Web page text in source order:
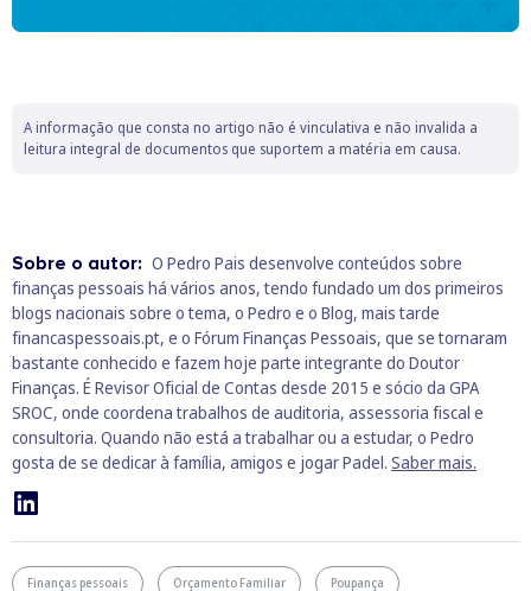
A informação que consta no artigo não é vinculativa e não invalida a
leitura integral de documentos que suportem a matéria em causa.
Sobre o autor: O Pedro Pais desenvolve conteúdos sobre
finanças pessoais há vários anos, tendo fundado um dos primeiros
blogs nacionais sobre o tema, o Pedro e o Blog, mais tarde
financaspessoais.pt, e o Fórum Finanças Pessoais, que se tornaram
bastante conhecido e fazem hoje parte integrante do Doutor
Finanças. É Revisor Oficial de Contas desde 2015 e sócio da GPA
SROC, onde coordena trabalhos de auditoria, assessoria fiscal e
consultoria. Quando não está a trabalhar ou a estudar, o Pedro
gosta de se dedicar à família, amigos e jogar Padel. Saber mais.
Finanças pessoais Orçamento Familiar Poupança